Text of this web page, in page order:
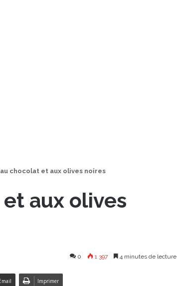
chocolat et aux olives noires
aux olives
0 1 397 4 minutes de lecture
Imprimer